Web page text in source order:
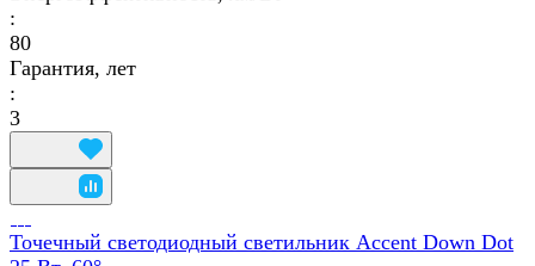
:
80
Гарантия, лет
:
3
Точечный светодиодный светильник Accent Down Dot